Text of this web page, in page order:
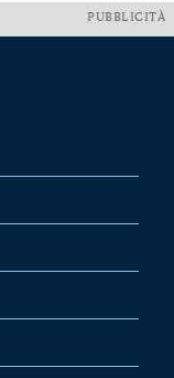
PUBBLICITÀ